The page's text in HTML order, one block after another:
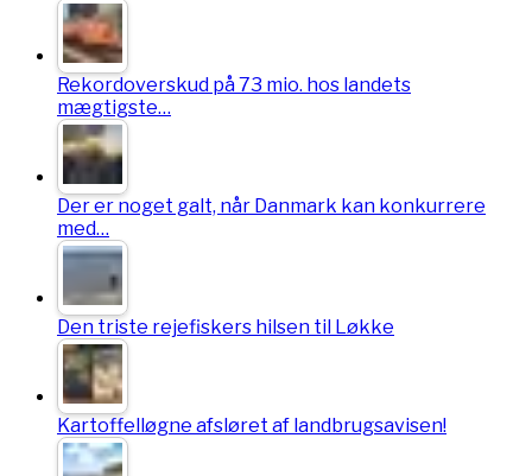
Rekordoverskud på 73 mio. hos landets
mægtigste…
Der er noget galt, når Danmark kan konkurrere
med…
Den triste rejefiskers hilsen til Løkke
Kartoffelløgne afsløret af landbrugsavisen!